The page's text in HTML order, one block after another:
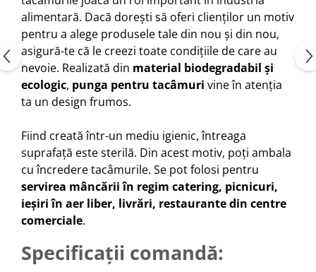
alimentară. Dacă dorești să oferi clienților un motiv
pentru a alege produsele tale din nou și din nou,
asigură-te că le creezi toate condițiile de care au
nevoie. Realizată din material biodegradabil și
ecologic, punga pentru tacâmuri vine în atenția
ta un design frumos.
Fiind creată într-un mediu igienic, întreaga
suprafață este sterilă. Din acest motiv, poți ambala
cu încredere tacâmurile. Se pot folosi pentru
servirea mâncării în regim catering, picnicuri,
ieșiri în aer liber, livrări, restaurante din centre
comerciale.
Specificații comandă: